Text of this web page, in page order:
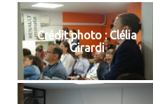
Crédit photo : Clélia
Girardi